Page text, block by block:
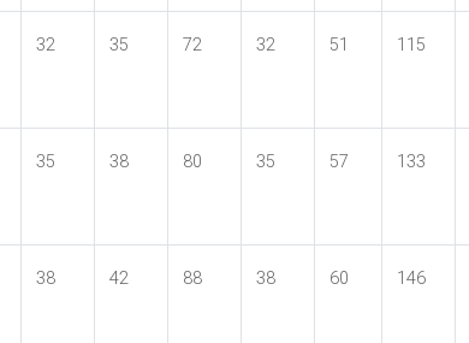
32 35 72 32 51 115
35 38 80 35 57 133
38 42 88 38 60 146